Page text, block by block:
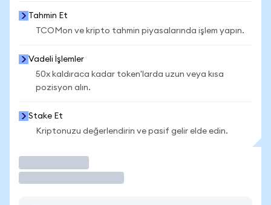
Tahmin Et
TCOMon ve kripto tahmin piyasalarında işlem yapın.
Vadeli İşlemler
50x kaldıraca kadar token'larda uzun veya kısa
pozisyon alın.
Stake Et
Kriptonuzu değerlendirin ve pasif gelir elde edin.